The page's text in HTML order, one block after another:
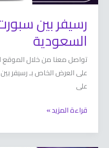
السعودية
تواصل معنا من خلال الموقع
على
قراءة المزيد »